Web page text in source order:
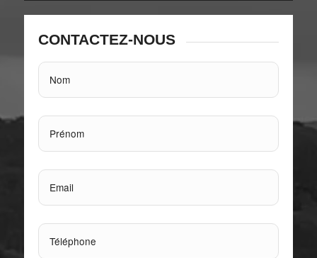
CONTACTEZ-NOUS